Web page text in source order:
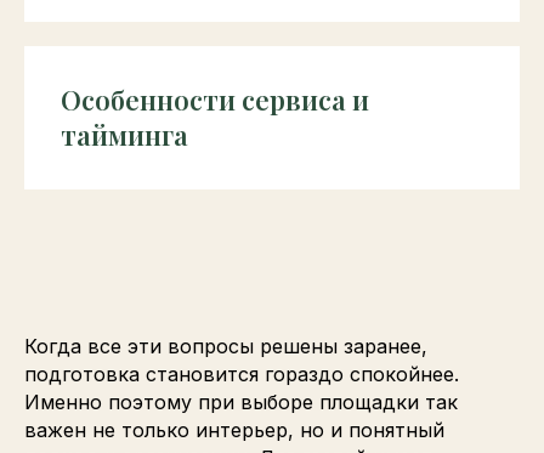
Особенности сервиса и
тайминга
Когда все эти вопросы решены заранее,
подготовка становится гораздо спокойнее.
Именно поэтому при выборе площадки так
важен не только интерьер, но и понятный